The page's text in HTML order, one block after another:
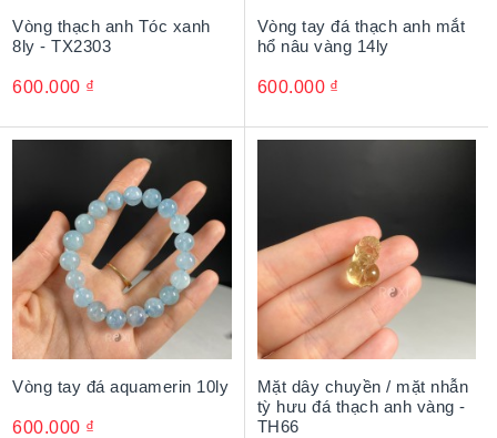
Vòng thạch anh Tóc xanh
8ly - TX2303
600.000 ₫
Vòng tay đá thạch anh mắt
hổ nâu vàng 14ly
600.000 ₫
Vòng tay đá aquamerin 10ly
600.000 ₫
Mặt dây chuyền / mặt nhẫn
tỳ hưu đá thạch anh vàng -
TH66